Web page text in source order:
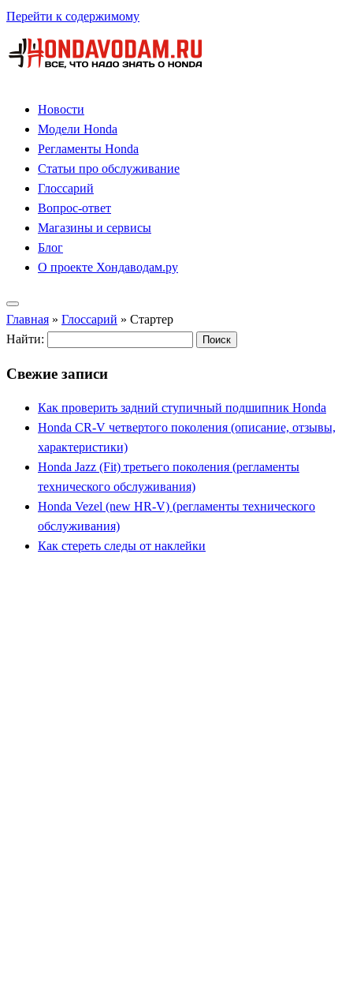
Перейти к содержимому
Новости
Модели Honda
Регламенты Honda
Статьи про обслуживание
Глоссарий
Вопрос-ответ
Магазины и сервисы
Блог
О проекте Хондаводам.ру
Главная » Глоссарий » Стартер
Найти:
Свежие записи
Как проверить задний ступичный подшипник Honda
Honda CR-V четвертого поколения (описание, отзывы,
характеристики)
Honda Jazz (Fit) третьего поколения (регламенты
технического обслуживания)
Honda Vezel (new HR-V) (регламенты технического
обслуживания)
Как стереть следы от наклейки